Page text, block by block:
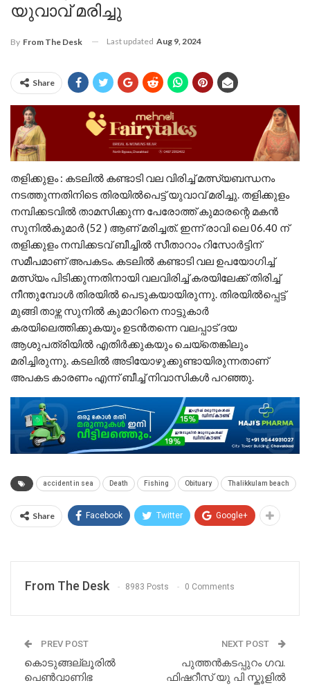
യുവാവ് മരിച്ചു
By From The Desk Last updated Aug 9, 2024
Share
തളിക്കുളം : കടലിൽ കണ്ടാടി വല വിരിച്ച് മത്സ്യബന്ധനം
നടത്തുന്നതിനിടെ തിരയിൽപെട്ട് യുവാവ് മരിച്ചു. തളിക്കുളം
നമ്പിക്കടവിൽ താമസിക്കുന്ന പേരോത്ത് കുമാരന്റെ മകൻ
സുനിൽകുമാർ (52 ) ആണ് മരിച്ചത്. ഇന്ന് രാവി ലെ 06.40 ന്
തളിക്കുളം നമ്പിക്കടവ് ബീച്ചിൽ സീതാറാം റിസോർട്ടിന്
സമീപമാണ് അപകടം. കടലിൽ കണ്ടാടി വല ഉപയോഗിച്ച്
മത്സ്യം പിടിക്കുന്നതിനായി വലവിരിച്ച് കരയിലേക്ക് തിരിച്ച്
നീന്തുമ്പോൾ തിരയിൽ പെടുകയായിരുന്നു. തിരയിൽപ്പെട്ട്
മുങ്ങി താഴ്ന്ന സുനിൽ കുമാറിനെ നാട്ടുകാർ
കരയിലെത്തിക്കുകയും ഉടൻതന്നെ വലപ്പാട് ദയ
ആശുപത്രിയിൽ എതിർക്കുകയും ചെയ്തെങ്കിലും
മരിച്ചിരുന്നു. കടലിൽ അടിയോഴുക്കുണ്ടായിരുന്നതാണ്
അപകട കാരണം എന്ന് ബീച്ച് നിവാസികൾ പറഞ്ഞു.
accident in sea Death Fishing Obituary Thalikkulam beach
Share Facebook Twitter Google+
From The Desk 8983 Posts 0 Comments
PREV POST
കൊടുങ്ങല്ലൂരിൽ
പെൺവാണിഭ
NEXT POST
പുത്തൻകടപ്പുറം ഗവ.
ഫിഷറീസ് യു പി സ്കൂളിൽ